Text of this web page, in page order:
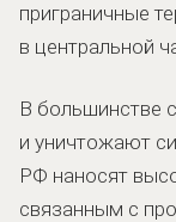
приграничные
в центральной
В большинстве
и уничтожают
РФ наносят
связанным с